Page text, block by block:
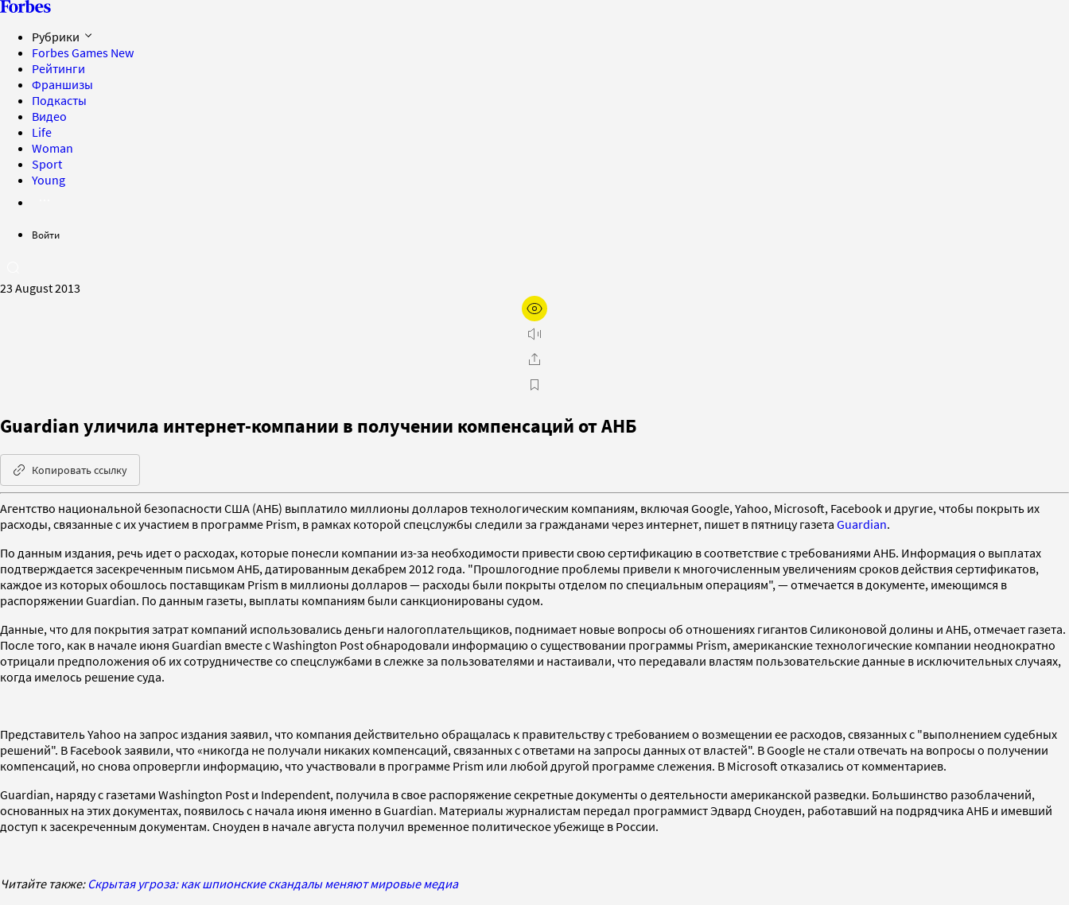
Рубрики
Forbes Games New
Рейтинги
Франшизы
Подкасты
Видео
Life
Woman
Sport
Young
Войти
23 August 2013
Guardian уличила интернет-компании в получении компенсаций от АНБ
Копировать ссылку
Агентство национальной безопасности США (АНБ) выплатило миллионы долларов технологическим компаниям, включая Google, Yahoo, Microsoft, Facebook и другие, чтобы покрыть их
расходы, связанные с их участием в программе Prism, в рамках которой спецслужбы следили за гражданами через интернет, пишет в пятницу газета Guardian.
По данным издания, речь идет о расходах, которые понесли компании из-за необходимости привести свою сертификацию в соответствие с требованиями АНБ. Информация о выплатах
подтверждается засекреченным письмом АНБ, датированным декабрем 2012 года. "Прошлогодние проблемы привели к многочисленным увеличениям сроков действия сертификатов,
каждое из которых обошлось поставщикам Prism в миллионы долларов — расходы были покрыты отделом по специальным операциям", — отмечается в документе, имеющимся в
распоряжении Guardian. По данным газеты, выплаты компаниям были санкционированы судом.
Данные, что для покрытия затрат компаний использовались деньги налогоплательщиков, поднимает новые вопросы об отношениях гигантов Силиконовой долины и АНБ, отмечает газета.
После того, как в начале июня Guardian вместе с Washington Post обнародовали информацию о существовании программы Prism, американские технологические компании неоднократно
отрицали предположения об их сотрудничестве со спецслужбами в слежке за пользователями и настаивали, что передавали властям пользовательские данные в исключительных случаях,
когда имелось решение суда.
Представитель Yahoo на запрос издания заявил, что компания действительно обращалась к правительству с требованием о возмещении ее расходов, связанных с "выполнением судебных
решений". В Facebook заявили, что «никогда не получали никаких компенсаций, связанных с ответами на запросы данных от властей". В Google не стали отвечать на вопросы о получении
компенсаций, но снова опровергли информацию, что участвовали в программе Prism или любой другой программе слежения. В Microsoft отказались от комментариев.
Guardian, наряду с газетами Washington Post и Independent, получила в свое распоряжение секретные документы о деятельности американской разведки. Большинство разоблачений,
основанных на этих документах, появилось с начала июня именно в Guardian. Материалы журналистам передал программист Эдвард Сноуден, работавший на подрядчика АНБ и имевший
доступ к засекреченным документам. Сноуден в начале августа получил временное политическое убежище в России.
Читайте также: Скрытая угроза: как шпионские скандалы меняют мировые медиа